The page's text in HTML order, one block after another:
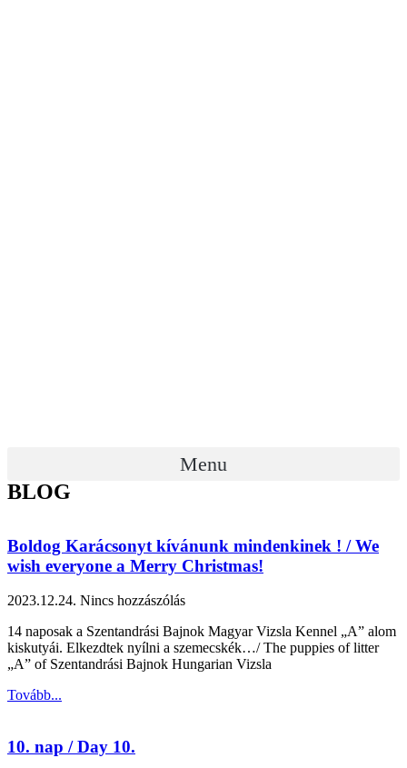
Menu
BLOG
Boldog Karácsonyt kívánunk mindenkinek ! / We
wish everyone a Merry Christmas!
2023.12.24. Nincs hozzászólás
14 naposak a Szentandrási Bajnok Magyar Vizsla Kennel „A” alom
kiskutyái. Elkezdtek nyílni a szemecskék…/ The puppies of litter
„A” of Szentandrási Bajnok Hungarian Vizsla
Tovább...
10. nap / Day 10.